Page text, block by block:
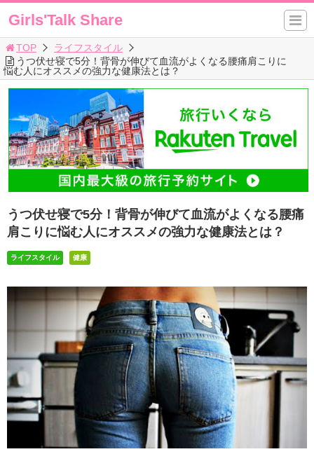
Girls'Talk Share
TOP
ライフスタイル
うつ伏せ寝で5分！背骨が伸びて血流がよくなる腰痛肩こりに
悩む人にオススメの強力な健康法とは？
うつ伏せ寝で5分！背骨が伸びて血流がよくなる腰痛
肩こりに悩む人にオススメの強力な健康法とは？
ライフスタイル 健康